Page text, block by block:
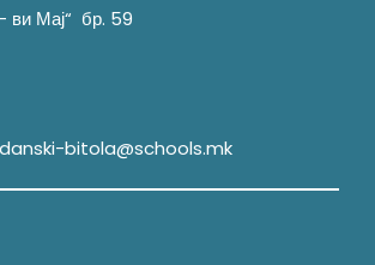
ви Мај“ бр. 59
bitola@schools.mk